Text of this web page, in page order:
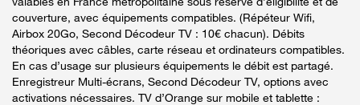
couverture, avec équipements compatibles. (Répéteur Wifi,
Airbox 20Go, Second Décodeur TV : 10€ chacun). Débits
théoriques avec câbles, carte réseau et ordinateurs compatibles.
En cas d’usage sur plusieurs équipements le débit est partagé.
Enregistreur Multi-écrans, Second Décodeur TV, options avec
activations nécessaires. TV d’Orange sur mobile et tablette :